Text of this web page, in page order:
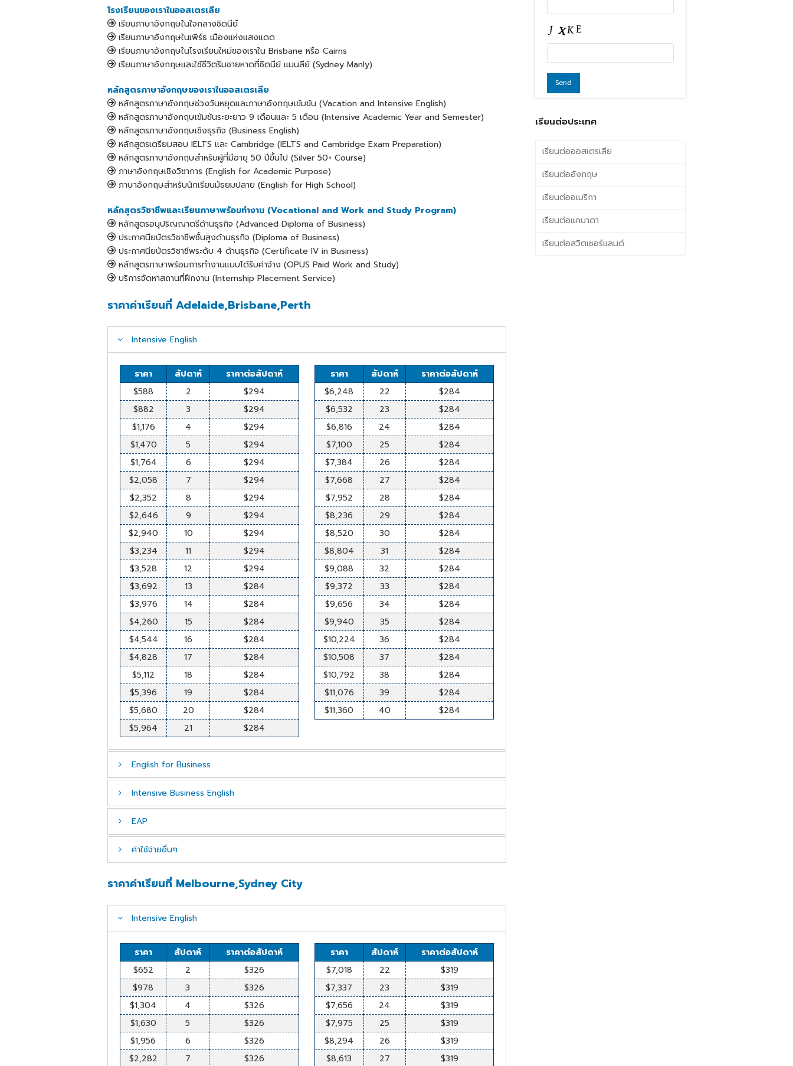
โรงเรียนของเราในออสเตรเลีย
เรียนภาษาอังกฤษในใจกลางซิดนีย์
เรียนภาษาอังกฤษในเพิร์ธ เมืองแห่งแสงแดด
เรียนภาษาอังกฤษในโรงเรียนใหม่ของเราใน Brisbane หรือ Cairns
เรียนภาษาอังกฤษและใช้ชีวิตริมชายหาดที่ซิดนีย์ แมนลีย์ (Sydney Manly)
หลักสูตรภาษาอังกฤษของเราในออสเตรเลีย
หลักสูตรภาษาอังกฤษช่วงวันหยุดและภาษาอังกฤษเข้มข้น (Vacation and Intensive English)
หลักสูตรภาษาอังกฤษเข้มข้นระยะยาว 9 เดือนและ 5 เดือน (Intensive Academic Year and Semester)
หลักสูตรภาษาอังกฤษเชิงธุรกิจ (Business English)
หลักสูตรเตรียมสอบ IELTS และ Cambridge (IELTS and Cambridge Exam Preparation)
หลักสูตรภาษาอังกฤษสำหรับผู้ที่มีอายุ 50 ปีขึ้นไป (Silver 50+ Course)
ภาษาอังกฤษเชิงวิชาการ (English for Academic Purpose)
ภาษาอังกฤษสำหรับนักเรียนมัธยมปลาย (English for High School)
หลักสูตรวิชาชีพและเรียนภาษาพร้อมทำงาน (Vocational and Work and Study Program)
หลักสูตรอนุปริญญาตรีด้านธุรกิจ (Advanced Diploma of Business)
ประกาศนียบัตรวิชาชีพชั้นสูงด้านธุรกิจ (Diploma of Business)
ประกาศนียบัตรวิชาชีพระดับ 4 ด้านธุรกิจ (Certificate IV in Business)
หลักสูตรภาษาพร้อมการทำงานแบบได้รับค่าจ้าง (OPUS Paid Work and Study)
บริการจัดหาสถานที่ฝึกงาน (Internship Placement Service)
ราคาค่าเรียนที่ Adelaide,Brisbane,Perth
Intensive English
ราคา สัปดาห์
ราคาต่อสัปดาห์
$588
2
$294
$882
3
$294
$1,176
4
$294
$1,470
5
$294
$1,764
6
$294
$2,058
7
$294
$2,352
8
$294
$2,646
9
$294
$2,940
10
$294
$3,234
11
$294
$3,528
12
$294
$3,692
13
$284
$3,976
14
$284
$4,260
15
$284
$4,544
16
$284
$4,828
17
$284
$5,112
18
$284
$5,396
19
$284
$5,680
20
$284
$5,964
21 $284
ราคา สัปดาห์
ราคาต่อสัปดาห์
$6,248
22
$284
$6,532
23
$284
$6,816
24
$284
$7,100
25
$284
$7,384
26
$284
$7,668
27
$284
$7,952
28
$284
$8,236
29
$284
$8,520
30
$284
$8,804
31
$284
$9,088
32
$284
$9,372
33
$284
$9,656
34
$284
$9,940
35
$284
$10,224
36
$284
$10,508
37
$284
$10,792
38
$284
$11,076
39
$284
$11,360
40 $284
English for Business
ราคา สัปดาห์
ราคาต่อสัปดาห์
$588
$882
3
$294
$1,176
$1,764
6
$294
$2,058
7
$294
$2,352
8
$2,646
9
$294
$2,940
10
$294
$3,234
11
$294
$3,528
12
$294
$3,692
13
$284
$3,976
14
$284
$4,260
15
$284
$6,532
23
$284
$7,668
27
$284
$8,236
29
$284
$8,520
30
$284
$8,804
31
$284
$9,088
32
$284
$9,372
33
$284
$9,656
34
$284
$9,940
35
$284
Intensive Business English
ราคา
$588
$882
3
$294
$1,176
4
$294
$1,764
6
$2,058
7
$294
$2,352
8
$294
$2,646
9
$294
$2,940
10
$294
$3,234
11
$294
$3,528
12
$294
$3,692
13
$284
$3,976
14
$284
$6,532
23
$284
$7,668
27
$284
$7,952
28
$284
$8,236
29
$284
$8,520
30
$284
$8,804
31
$284
$9,088
32
$284
$9,372
33
$284
$9,656
34
$284
EAP
ราคา สัปดาห์
$882
3
$294
$1,176
4
$294
$1,764
6
$294
$2,058
7
$294
$2,352
8
$294
$2,646
9
$294
$2,940
10
$294
$3,234
11
$294
$3,528
12
$294
$6,816
24
$284
$7,384
26
$284
$7,668
27
$284
$7,952
28
$284
$8,236
29
$284
$8,520
30
$284
$8,804
31
$284
$9,088
32
$284
ค่าใช้จ่ายอื่นๆ
ค่าใช้จ่ายอื่นๆ ราคา
Material
Homestay
Per week
Ade $310 ,Bne $310,Perth $310
Airport Pickup
oneway
Ade $160, Bne $160,Perth $140
OHSC
$51/ month
ราคาค่าเรียนที่ Melbourne,Sydney City
Intensive English
ราคา สัปดาห์
ราคาต่อสัปดาห์
$652
2
$326
$978
3
$326
$1,304
4
$326
$1,630
5
$326
$1,956
6
$326
$2,282
7
$326
ราคา สัปดาห์
ราคาต่อสัปดาห์
$7,018
22
$319
$7,337
23
$319
$7,656
24
$319
$7,975
25
$319
$8,294
26
$319
$8,613
27
$319
เรียนต่อประเทศ
เรียนต่อออสเตรเลีย
เรียนต่ออังกฤษ
เรียนต่ออเมริกา
เรียนต่อแคนาดา
เรียนต่อสวิตเซอร์แลนด์